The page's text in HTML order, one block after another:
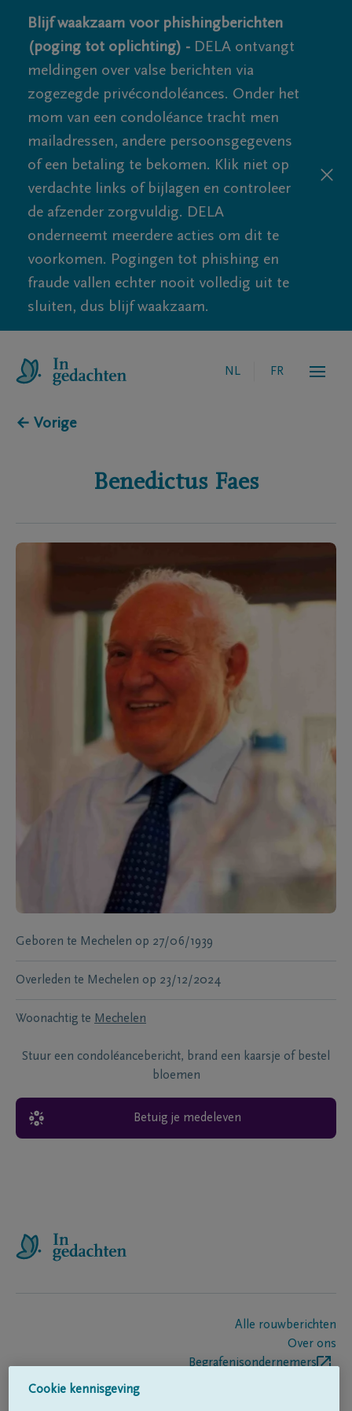
Blijf waakzaam voor phishingberichten
(poging tot oplichting) - DELA ontvangt
meldingen over valse berichten via
zogezegde privécondoléances. Onder het
mom van een condoléance tracht men
mailadressen, andere persoonsgegevens
of een betaling te bekomen. Klik niet op
verdachte links of bijlagen en controleer
de afzender zorgvuldig. DELA
onderneemt meerdere acties om dit te
voorkomen. Pogingen tot phishing en
fraude vallen echter nooit volledig uit te
sluiten, dus blijf waakzaam.
NL FR
← Vorige
Benedictus Faes
Geboren te Mechelen op 27/06/1939
Overleden te Mechelen op 23/12/2024
Woonachtig te Mechelen
Stuur een condoléancebericht, brand een kaarsje of bestel
bloemen
Betuig je medeleven
Alle rouwberichten
Over ons
Begrafenisondernemers
Cookie kennisgeving